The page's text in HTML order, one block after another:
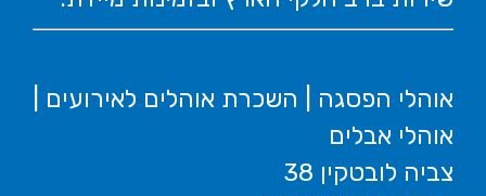
אוהלי הפסגה | השכרת אוהלים לאירועים |
אוהלי אבלים
צביה לובטקין 38